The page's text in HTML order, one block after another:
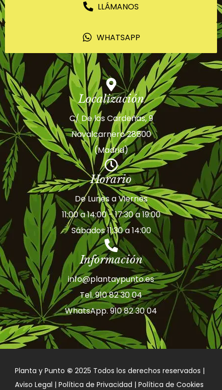
LLÁMANOS
WHATSAPP
Localización
C/ De los Cardeñas, 9
Navalcarnero 28600
(Madrid)
Horario
De Lunes a Viernes
11:00 a 14:00 - 17:30 a 19:00
Sábados 11:30 a 14:00
Información
info@plantaypunto.es
Tel. 910 82 30 04
WhatsApp. 910 82 30 04
Planta y Punto © 2025 Todos los derechos reservados |
Aviso Legal | Política de Privacidad | Política de Cookies